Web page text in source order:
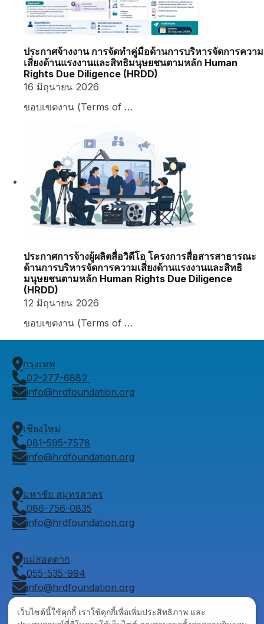
ประกาศจ้างงาน การจัดทำคู่มือด้านการบริหารจัดการความ
เสี่ยงด้านแรงงานและสิทธิมนุษยชนตามหลัก Human
Rights Due Diligence (HRDD)
16 มิถุนายน 2026
ขอบเขตงาน (Terms of …
ประกาศการจ้างผู้ผลิตสื่อวิดีโอ โครงการสื่อสารสาธารณะ
ด้านการบริหารจัดการความเสี่ยงด้านแรงงานและสิทธิ
มนุษยชนตามหลัก Human Rights Due Diligence
(HRDD)
12 มิถุนายน 2026
ขอบเขตงาน (Terms of …
กรุงเทพ
02-277-6882
info@hrdfoundation.org
เชียงใหม่
081-595-7578
info@hrdfoundation.org
มหาชัย สมุทรสาคร
086-756-0835
info@hrdfoundation.org
แม่สอดตาก
055-535-994
info@hrdfoundation.org
เว็บไซต์นี้ใช้คุกกี้ เราใช้คุกกี้เพื่อเพิ่มประสิทธิภาพ และ